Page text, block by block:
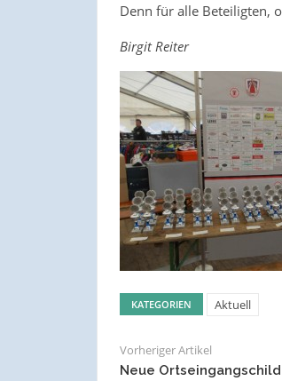
Denn für alle Beteiligten,
Birgit Reiter
KATEGORIEN Aktuell
Vorheriger Artikel
Neue